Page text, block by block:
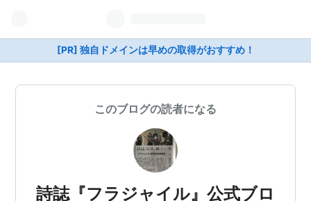
[PR] 独自ドメインは早めの取得がおすすめ！
このブログの読者になる
詩誌『フラジャイル』公式ブロ